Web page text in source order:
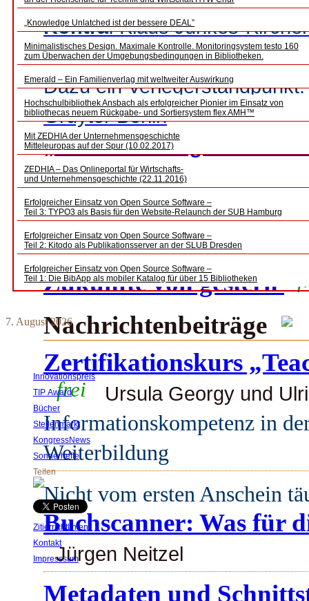
„Knowledge Unlatched ist der bessere DEAL”
Minimalistisches Design. Maximale Kontrolle. Monitoringsystem testo 160
zum Überwachen der Umgebungsbedingungen in Bibliotheken.
Emerald – Ein Familienverlag mit weltweiter Auswirkung
Hochschulbibliothek Ansbach als erfolgreicher Pionier im Einsatz von
bibliothecas neuem Rückgabe- und Sortiersystem flex AMH™
Mit ZEDHIA der Unternehmensgeschichte
Mitteleuropas auf der Spur (10.02.2017)
ZEDHIA – Das Onlineportal für Wirtschafts-
und Unternehmensgeschichte (22.11.2016)
Erfolgreicher Einsatz von Open Source Software –
Teil 3: TYPO3 als Basis für den Website-Relaunch der SUB Hamburg
Erfolgreicher Einsatz von Open Source Software –
Teil 2: Kitodo als Publikationsserver an der SLUB Dresden
Erfolgreicher Einsatz von Open Source Software –
Teil 1: Die BibApp als mobiler Katalog für über 15 Bibliotheken
7. August 2026
Innovationspreis
TIP Award
Bücher
Stellenmarkt
KongressNews
Sonderhefte
Teilen
Zitierrichtlinien
Kontakt
Impresssum
Kontra: Klaus Junkes-
Dazu ein
Gruyter Berlin
„Entscheidungs- und
dramatisch kürzer,
das Erfordernis zur
Glosse
Zukünfte von gestern
Nachrichtenbeiträge
Zertifikationskurs
frei Ursula Georgy und
Informationskompetenz in
Weiterbildung
Nicht vom ersten Anschein
Buchscanner: Was für
Jürgen Neitzel
Metadaten und